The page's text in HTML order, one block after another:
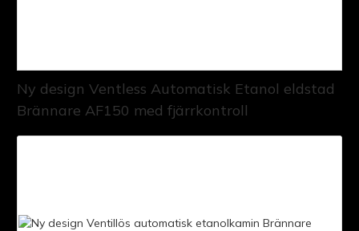
Ny design Ventless Automatisk Etanol eldstad
Brännare AF150 med fjärrkontroll